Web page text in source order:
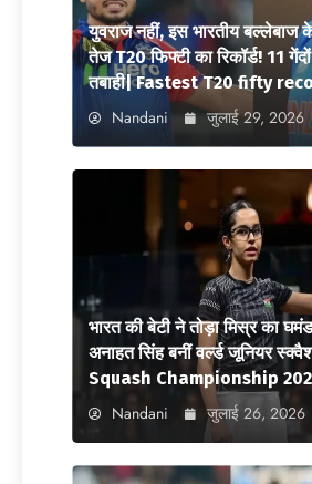
युवराज नहीं, इस भारतीय बल्लेबाज
तेज T20 फिफ्टी का रिकॉर्ड! 11
तबाही| Fastest T20 fifty
Nandani जुलाई 29, 2026
भारत की बेटी ने तोड़ा मिस्र का
अनाहत सिंह बनीं वर्ल्ड जूनियर
Squash Championship
Nandani जुलाई 26, 2026